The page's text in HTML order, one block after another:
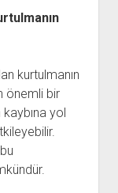
kurtulmanın
önemli bir
yol